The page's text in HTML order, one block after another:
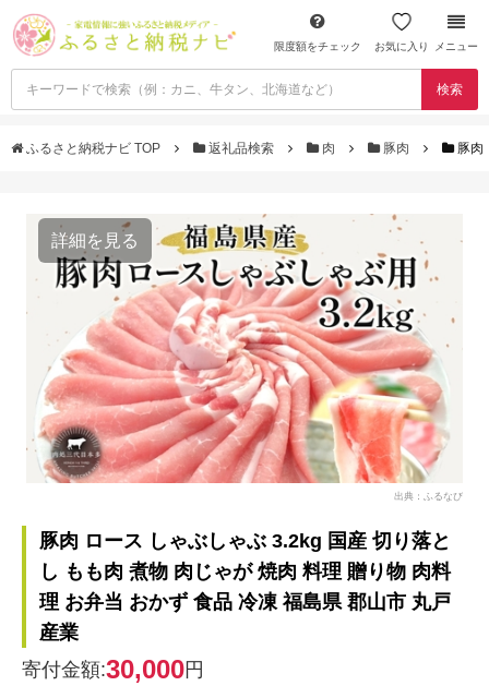
限度額をチェック お気に入り メニュー
検索
ふるさと納税ナビ TOP 返礼品検索 肉 豚肉 豚肉
詳細を見る
出典：ふるなび
豚肉 ロース しゃぶしゃぶ 3.2kg 国産 切り落と
し もも肉 煮物 肉じゃが 焼肉 料理 贈り物 肉料
理 お弁当 おかず 食品 冷凍 福島県 郡山市 丸戸
産業
寄付金額:30,000円